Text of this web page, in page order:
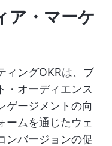
ア・マーケ
ィングOKRは、ブ
・オーディエンス
ゲージメントの向
ームを通じたウェ
ンバージョンの促